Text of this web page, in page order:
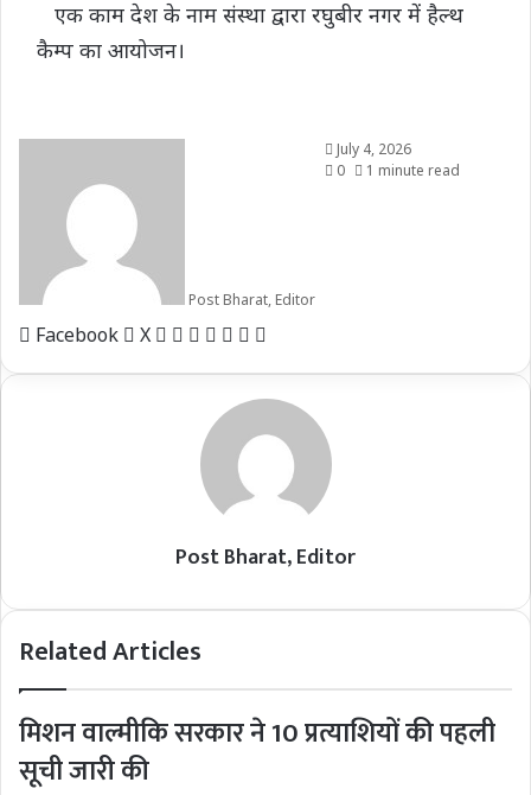
एक काम देश के नाम संस्था द्वारा रघुबीर नगर में हैल्थ
कैम्प का आयोजन।
Post Bharat, Editor
July 4, 2026
0
1 minute read
Facebook X LinkedIn
Tumblr
Pinterest
Reddit
VKontakte
Share
Post Bharat, Editor
Related Articles
मिशन वाल्मीकि सरकार ने 10 प्रत्याशियों की पहली
सूची जारी की